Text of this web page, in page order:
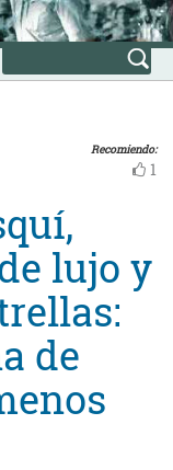
Recomiendo:
1
lujo y
de